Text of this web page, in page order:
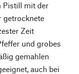
Pistill mit der
getrocknete
Zeit
und grobes
gemahlen
auch bei